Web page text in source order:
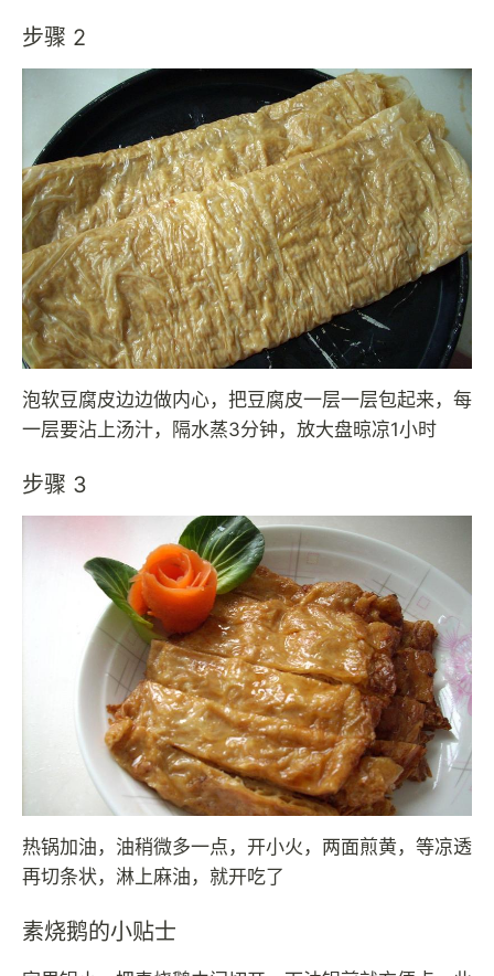
步骤 2
泡软豆腐皮边边做内心，把豆腐皮一层一层包起来，每
一层要沾上汤汁，隔水蒸3分钟，放大盘晾凉1小时
步骤 3
热锅加油，油稍微多一点，开小火，两面煎黄，等凉透
再切条状，淋上麻油，就开吃了
素烧鹅的小贴士